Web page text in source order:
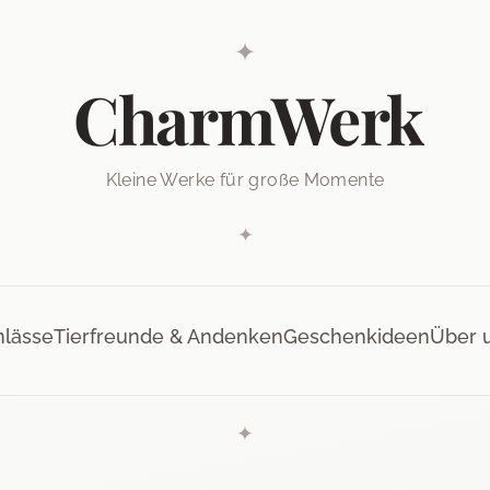
✦
CharmWerk
Kleine Werke für große Momente
✦
Tierfreunde & AndenkenGeschenkideenÜber
✦